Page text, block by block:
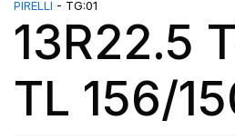
PIRELLI - TG:01
13R22.5
TL 156/